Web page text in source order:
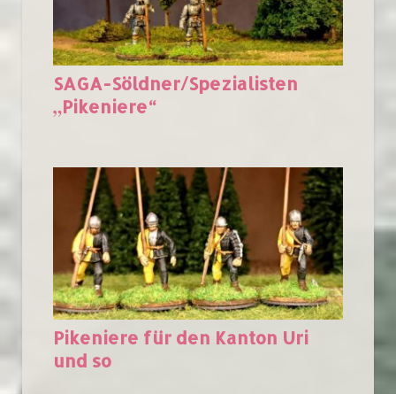
SAGA-Söldner/Spezialisten
„Pikeniere“
Pikeniere für den Kanton Uri
und so